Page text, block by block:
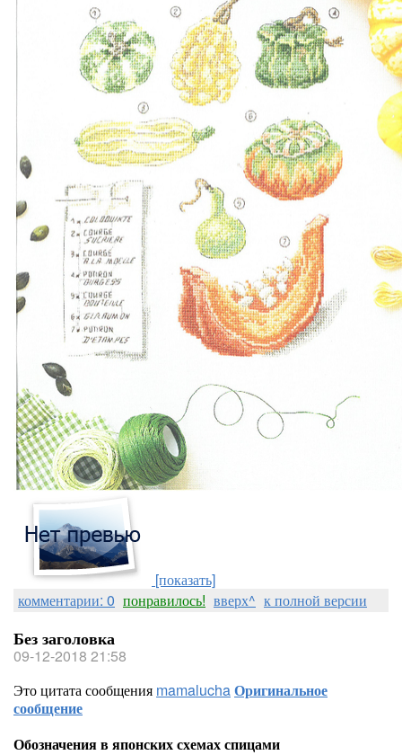
[показать]
комментарии: 0 понравилось! вверх^ к полной версии
Без заголовка
09-12-2018 21:58
Это цитата сообщения mamaluchaОригинальное
сообщение
Обозначения в японских схемах спицами